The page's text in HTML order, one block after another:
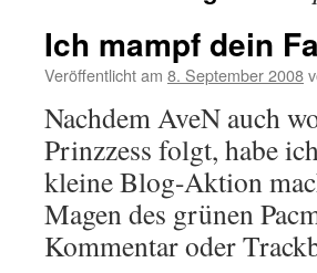
Ich mampf dein
Veröffentlicht am 8. September 2008
Nachdem AveN auch
Prinzzess folgt, habe
kleine Blog-Aktion
Magen des grünen
Kommentar oder